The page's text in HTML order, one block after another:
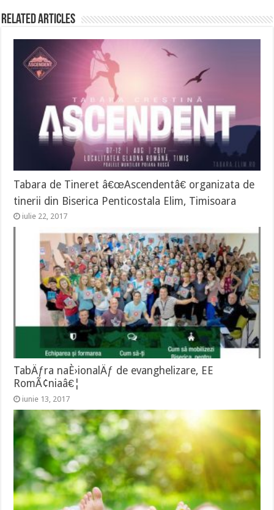
Related Articles
Tabara de Tineret â€œAscendentâ€ organizata de
tinerii din Biserica Penticostala Elim, Timisoara
iulie 22, 2017
TabÄƒra naÈ›ionalÄƒ de evanghelizare, EE
RomÃ¢niaâ€¦
iunie 13, 2017